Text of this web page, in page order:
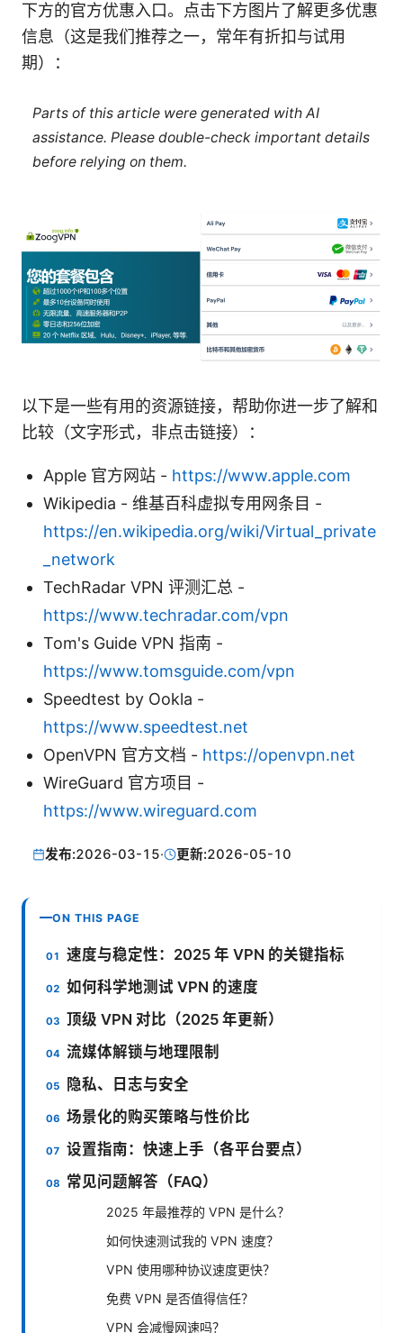
下方的官方优惠入口。点击下方图片了解更多优惠
信息（这是我们推荐之一，常年有折扣与试用
期）：
Parts of this article were generated with AI
assistance. Please double-check important details
before relying on them.
以下是一些有用的资源链接，帮助你进一步了解和
比较（文字形式，非点击链接）：
Apple 官方网站 - https://www.apple.com
Wikipedia - 维基百科虚拟专用网条目 -
https://en.wikipedia.org/wiki/Virtual_private
_network
TechRadar VPN 评测汇总 -
https://www.techradar.com/vpn
Tom's Guide VPN 指南 -
https://www.tomsguide.com/vpn
Speedtest by Ookla -
https://www.speedtest.net
OpenVPN 官方文档 - https://openvpn.net
WireGuard 官方项目 -
https://www.wireguard.com
发布:2026-03-15· 更新:2026-05-10
ON THIS PAGE
速度与稳定性：2025 年 VPN 的关键指标
如何科学地测试 VPN 的速度
顶级 VPN 对比（2025 年更新）
流媒体解锁与地理限制
隐私、日志与安全
场景化的购买策略与性价比
设置指南：快速上手（各平台要点）
常见问题解答（FAQ）
2025 年最推荐的 VPN 是什么？
如何快速测试我的 VPN 速度？
VPN 使用哪种协议速度更快？
免费 VPN 是否值得信任？
VPN 会减慢网速吗？